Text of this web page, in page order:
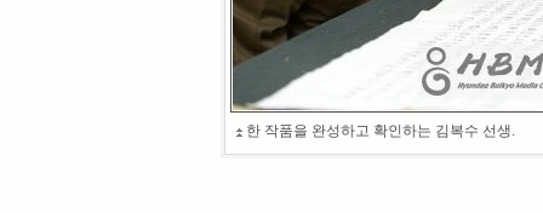
한 작품을 완성하고 확인하는 김복수 선생.